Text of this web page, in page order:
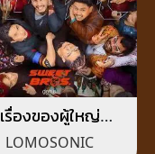
เรื่องของผู้ใหญ่
(SWEET BROS.)
LOMOSONIC